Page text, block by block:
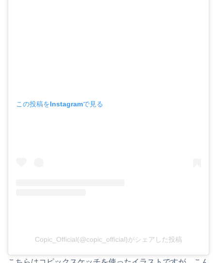
この投稿をInstagramで見る
Copic_Official(@copic_official)がシェアした投稿